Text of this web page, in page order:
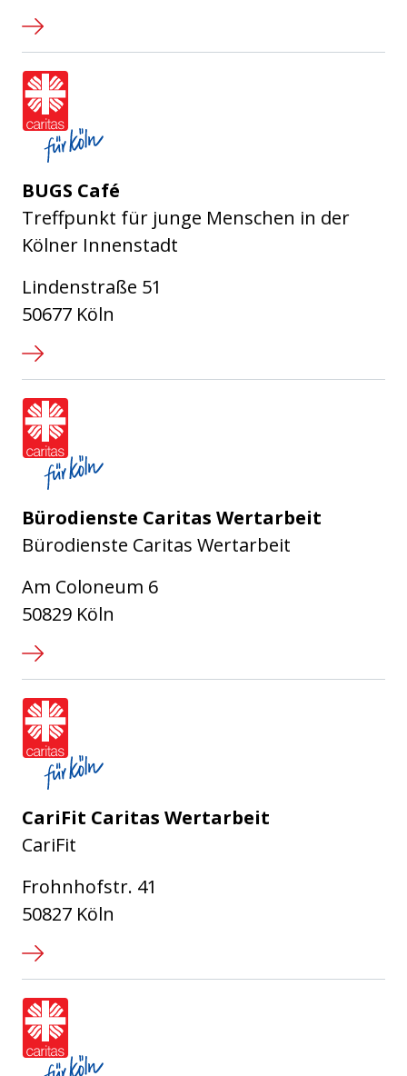
BUGS Café
Treffpunkt für junge Menschen in der
Kölner Innenstadt
Lindenstraße 51
50677 Köln
Bürodienste Caritas Wertarbeit
Bürodienste Caritas Wertarbeit
Am Coloneum 6
50829 Köln
CariFit Caritas Wertarbeit
CariFit
Frohnhofstr. 41
50827 Köln